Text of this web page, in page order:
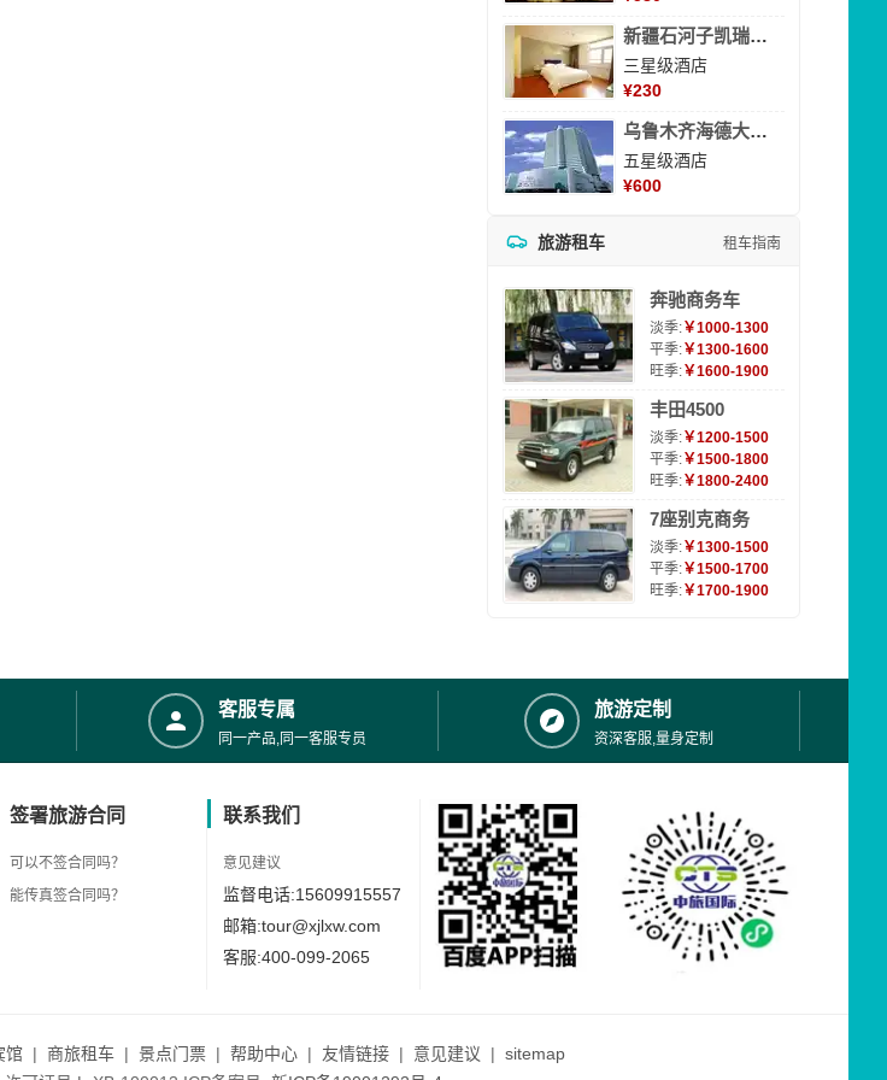
新疆石河子凯瑞酒店
三星级酒店
¥230
乌鲁木齐海德大酒店
五星级酒店
¥600
旅游租车 租车指南
奔驰商务车
淡季:￥1000-1300
平季:￥1300-1600
旺季:￥1600-1900
丰田4500
淡季:￥1200-1500
平季:￥1500-1800
旺季:￥1800-2400
7座别克商务
淡季:￥1300-1500
平季:￥1500-1700
旺季:￥1700-1900
客服专属
同一产品,同一客服专员
旅游定制
资深客服,量身定制
签署旅游合同
可以不签合同吗？
能传真签合同吗？
联系我们
意见建议
监督电话:15609915557
邮箱:tour@xjlxw.com
客服:400-099-2065
馆 | 商旅租车 | 景点门票 | 帮助中心 | 友情链接 | 意见建议 | sitemap